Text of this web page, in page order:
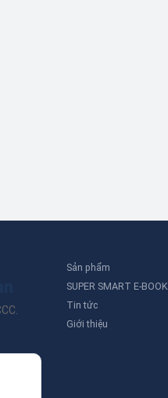
Sản phẩm
SUPER SMART E-BOOK
Tin tức
Giới thiệu